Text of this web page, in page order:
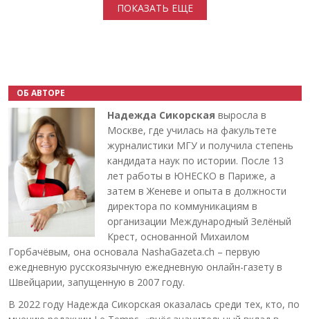
ПОКАЗАТЬ ЕЩЕ
ОБ АВТОРЕ
Надежда Сикорская выросла в
Москве, где училась на факультете
журналистики МГУ и получила степень
кандидата наук по истории. После 13
лет работы в ЮНЕСКО в Париже, а
затем в Женеве и опыта в должности
директора по коммуникациям в
организации Международный Зелёный
Крест, основанной Михаилом
Горбачёвым, она основала NashaGazeta.ch – первую
ежедневную русскоязычную ежедневную онлайн-газету в
Швейцарии, запущенную в 2007 году.
В 2022 году Надежда Сикорская оказалась среди тех, кто, по